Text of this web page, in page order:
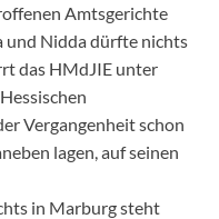
Amtsgerichte
und Nidda dürfte nichts
das HMdJIE unter
Vergangenheit schon
lagen, auf seinen
in Marburg steht